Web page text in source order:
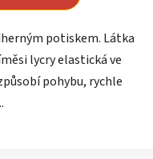
potiskem. Látka
lycry elastická ve
pohybu, rychle